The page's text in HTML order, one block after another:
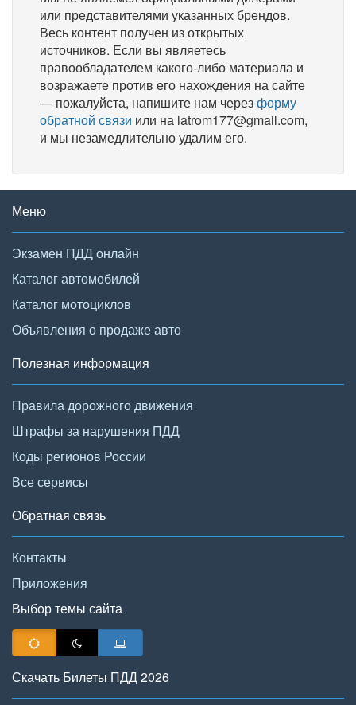
или представителями указанных брендов.
Весь контент получен из открытых
источников. Если вы являетесь
правообладателем какого-либо материала и
возражаете против его нахождения на сайте
— пожалуйста, напишите нам черезформу
обратной связи или на latrom177@gmail.com,
и мы незамедлительно удалим его.
Меню
Экзамен ПДД онлайн
Каталог автомобилей
Каталог мотоциклов
Объявления о продаже авто
Полезная информация
Правила дорожного движения
Штрафы за нарушения ПДД
Коды регионов России
Все сервисы
Обратная связь
Контакты
Приложения
Выбор темы сайта
Скачать Билеты ПДД 2026